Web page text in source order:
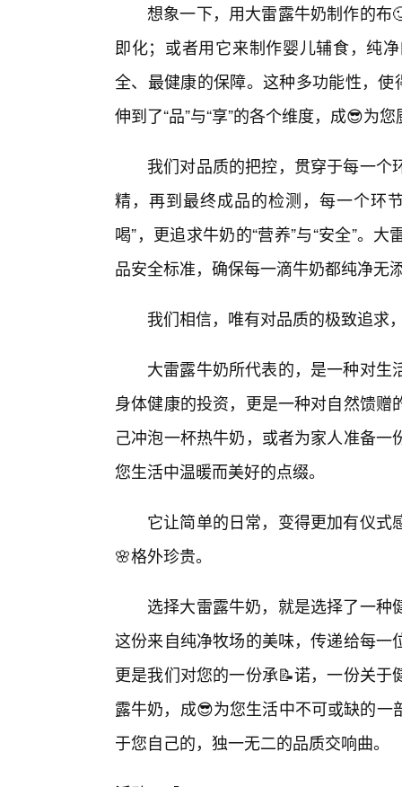
想象一下，用大雷露牛奶制作的布
即化；或者用它来制作婴儿辅食，纯
全、最健康的保障。这种多功能性，
伸到了“品”与“享”的各个维度，成😎为
我们对品质的把控，贯穿于每一
精，再到最终成品的检测，每一个环
喝”，更追求牛奶的“营养”与“安全”。
品安全标准，确保每一滴牛奶都纯净无
我们相信，唯有对品质的极致追求
大雷露牛奶所代表的，是一种对
身体健康的投资，更是一种对自然馈
己冲泡一杯热牛奶，或者为家人准备
您生活中温暖而美好的点缀。
它让简单的日常，变得更加有仪
🌸格外珍贵。
选择大雷露牛奶，就是选择了一
这份来自纯净牧场的美味，传递给每
更是我们对您的一份承📝诺，一份关
露牛奶，成😎为您生活中不可或缺的
于您自己的，独一无二的品质交响曲。